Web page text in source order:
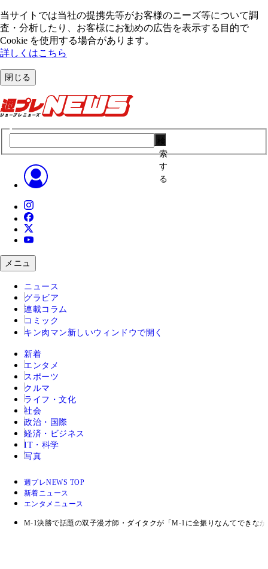
当サイトでは当社の提携先等がお客様のニーズ等について調
査・分析したり、お客様にお勧めの広告を表⽰する⽬的で
Cookie を使⽤する場合があります。
詳しくはこちら
閉じる
索
す
る
メニュ
ニュース
グラビア
連載コラム
コミック
キン肉マン 新しいウィンドウで開く
新着
エンタメ
スポーツ
クルマ
ライフ・文化
社会
政治・国際
経済・ビジネス
IT・科学
写真
週プレNEWS TOP
新着ニュース
エンタメニュース
M-1決勝で話題の双子漫才師・ダイタクが「M-1に全振りなんてできな